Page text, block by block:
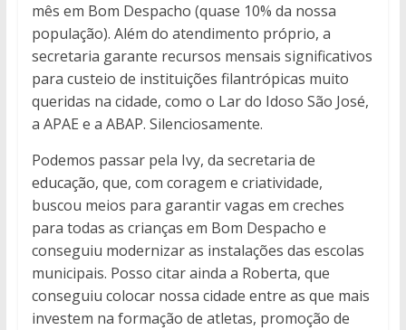
mês em Bom Despacho (quase 10% da nossa
população). Além do atendimento próprio, a
secretaria garante recursos mensais significativos
para custeio de instituições filantrópicas muito
queridas na cidade, como o Lar do Idoso São José,
a APAE e a ABAP. Silenciosamente.
Podemos passar pela Ivy, da secretaria de
educação, que, com coragem e criatividade,
buscou meios para garantir vagas em creches
para todas as crianças em Bom Despacho e
conseguiu modernizar as instalações das escolas
municipais. Posso citar ainda a Roberta, que
conseguiu colocar nossa cidade entre as que mais
investem na formação de atletas, promoção de